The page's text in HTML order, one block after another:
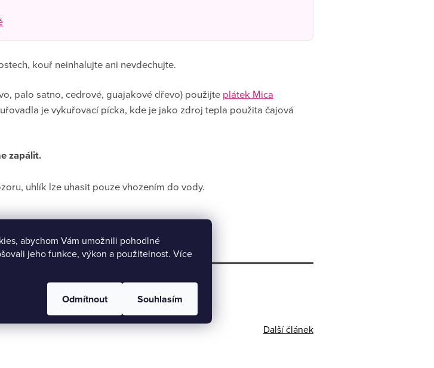
abychom Vám umožnili pohodlné
jeho funkce, výkon a použitelnost. Více
Odmítnout Souhlasím
kouř neinhalujte ani nevdechujte.
palo satno, cedrové, guajakové dřevo) použijte plátek Mica
je vykuřovací pícka, kde je jako zdroj tepla použita čajová
zapálit.
uhlík lze uhasit pouze vhozením do vody.
Další článek